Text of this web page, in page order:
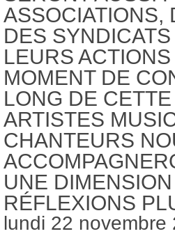
ASSOCIATIONS,
DES
LEURS
MOMENT DE
LONG DE
ARTISTES
CHANTEURS
UNE
RÉFLEXIONS
lundi 22 novembre